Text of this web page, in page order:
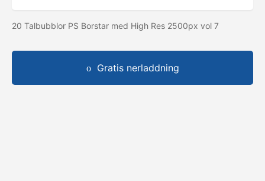
20 Talbubblor PS Borstar med High Res 2500px vol 7
Gratis nerladdning